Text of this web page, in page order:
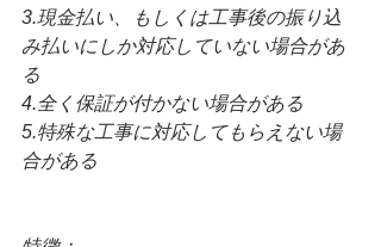
3.現金払い、もしくは工事後の振り込
み払いにしか対応していない場合があ
る
4.全く保証が付かない場合がある
5.特殊な工事に対応してもらえない場
合がある